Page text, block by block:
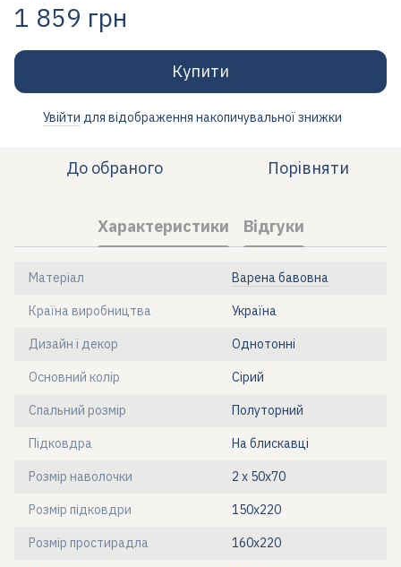
1 859 грн
Купити
Увійти для відображення накопичувальної знижки
До обраного Порівняти
Характеристики Відгуки
Матеріал Варена бавовна
Країна виробництва Україна
Дизайн і декор Однотонні
Основний колір Сірий
Спальний розмір Полуторний
Підковдра На блискавці
Розмір наволочки 2 х 50х70
Розмір підковдри 150x220
Розмір простирадла 160x220